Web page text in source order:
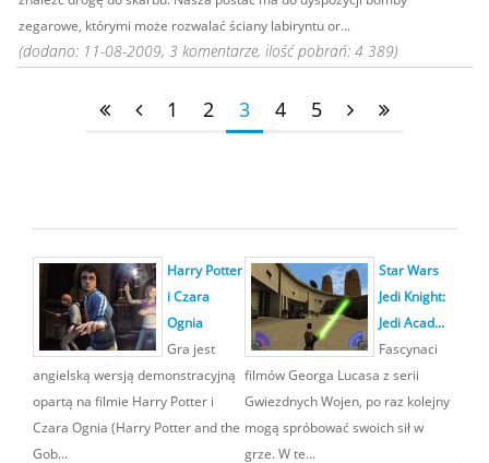
zegarowe, którymi może rozwalać ściany labiryntu or...
(dodano: 11-08-2009, 3 komentarze, ilość pobrań: 4 389)
1 2 3 4 5
Harry Potter
i Czara
Ognia
Gra jest
angielską wersją demonstracyjną
opartą na filmie Harry Potter i
Czara Ognia (Harry Potter and the
Gob...
Star Wars
Jedi Knight:
Jedi Acad...
Fascynaci
filmów Georga Lucasa z serii
Gwiezdnych Wojen, po raz kolejny
mogą spróbować swoich sił w
grze. W te...